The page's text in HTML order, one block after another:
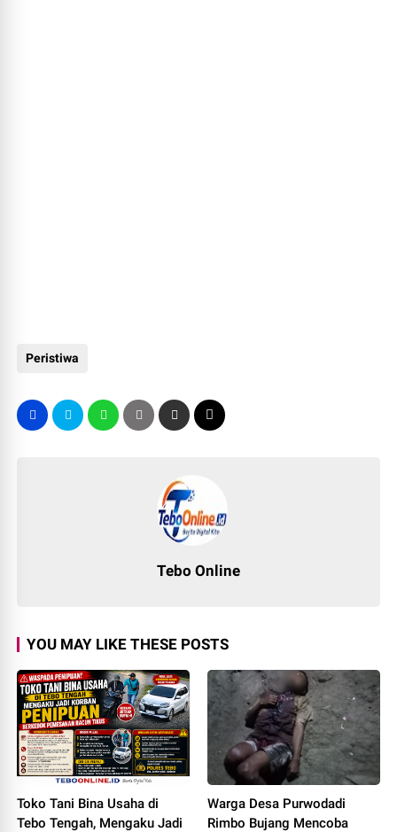
Peristiwa
Tebo Online
YOU MAY LIKE THESE POSTS
Toko Tani Bina Usaha di
Tebo Tengah, Mengaku Jadi
Warga Desa Purwodadi
Rimbo Bujang Mencoba